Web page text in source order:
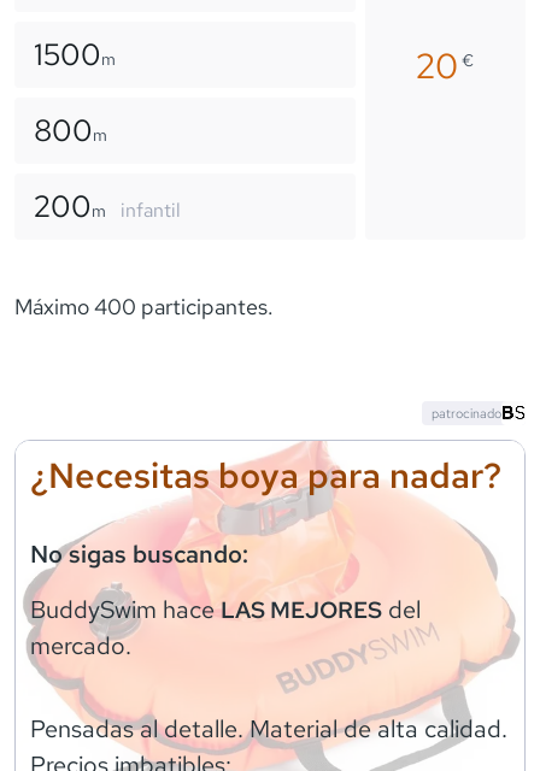
1500m
800m
200m infantil
20€
Máximo 400 participantes.
¿Necesitas boya para nadar?
No sigas buscando:
BuddySwim haceLAS MEJORES del
mercado.
Pensadas al detalle. Material de alta calidad.
patrocinado